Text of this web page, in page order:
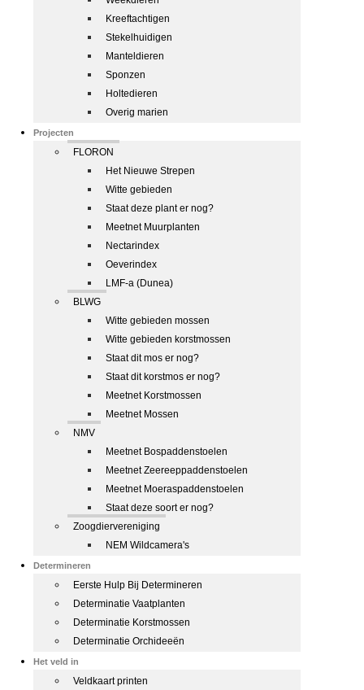
Kreeftachtigen
Stekelhuidigen
Manteldieren
Sponzen
Holtedieren
Overig marien
Projecten
FLORON
Het Nieuwe Strepen
Witte gebieden
Staat deze plant er nog?
Meetnet Muurplanten
Nectarindex
Oeverindex
LMF-a (Dunea)
BLWG
Witte gebieden mossen
Witte gebieden korstmossen
Staat dit mos er nog?
Staat dit korstmos er nog?
Meetnet Korstmossen
Meetnet Mossen
NMV
Meetnet Bospaddenstoelen
Meetnet Zeereeppaddenstoelen
Meetnet Moeraspaddenstoelen
Staat deze soort er nog?
Zoogdiervereniging
NEM Wildcamera's
Determineren
Eerste Hulp Bij Determineren
Determinatie Vaatplanten
Determinatie Korstmossen
Determinatie Orchideeën
Het veld in
Veldkaart printen